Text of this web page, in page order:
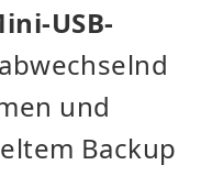
USB-
und
Backup